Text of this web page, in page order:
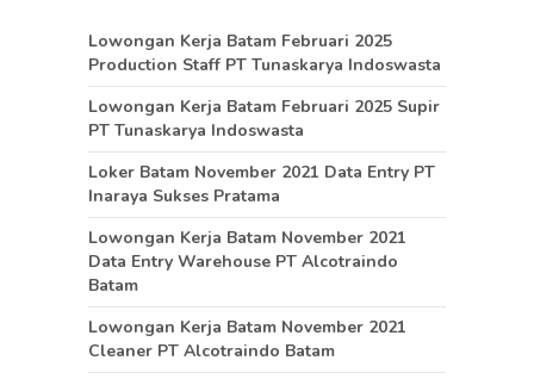
Lowongan Kerja Batam Februari 2025
Production Staff PT Tunaskarya Indoswasta
Lowongan Kerja Batam Februari 2025 Supir
PT Tunaskarya Indoswasta
Loker Batam November 2021 Data Entry PT
Inaraya Sukses Pratama
Lowongan Kerja Batam November 2021
Data Entry Warehouse PT Alcotraindo
Batam
Lowongan Kerja Batam November 2021
Cleaner PT Alcotraindo Batam